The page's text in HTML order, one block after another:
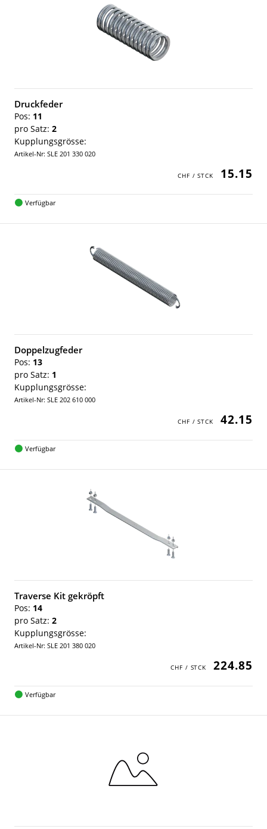
Druckfeder
Pos: 11
pro Satz: 2
Kupplungsgrösse:
Artikel-Nr: SLE 201 330 020
15.15
Verfügbar
Doppelzugfeder
Pos: 13
pro Satz: 1
Kupplungsgrösse:
Artikel-Nr: SLE 202 610 000
42.15
Verfügbar
Traverse Kit gekröpft
Pos: 14
pro Satz: 2
Kupplungsgrösse:
Artikel-Nr: SLE 201 380 020
224.85
Verfügbar